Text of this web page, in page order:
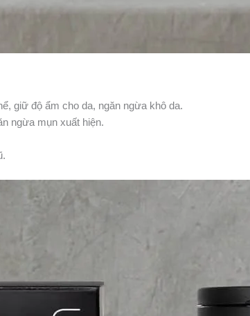
giữ độ ẩm cho da, ngăn ngừa khô da.
ngừa mụn xuất hiện.